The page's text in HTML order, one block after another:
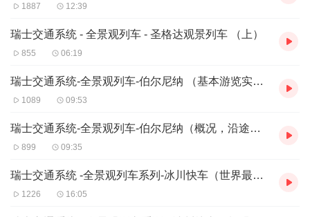
1887 12:39
瑞士交通系统 - 全景观列车 - 圣格达观景列车 （上）
855 06:19
瑞士交通系统-全景观列车-伯尔尼纳 （基本游览实用信息）
1089 09:53
瑞士交通系统-全景观列车-伯尔尼纳（概况，沿途亮点）
899 09:35
瑞士交通系统 -全景观列车系列-冰川快车（世界最美高架桥 卓越车厢等 更多干货信息）
1226 16:05